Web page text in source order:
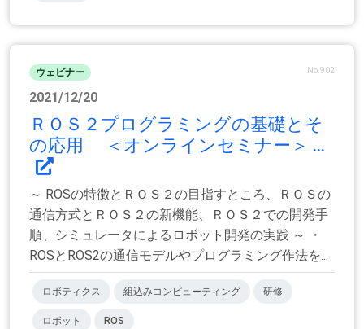
ウェビナー No.902
2021/12/20
ＲＯＳ２プログラミングの基礎とそ
の応用 ＜オンラインセミナー＞ ...
～ ROSの特徴とＲＯＳ２の目指すところ、ＲＯＳの
通信方式とＲＯＳ２の新機能、ＲＯＳ２での開発手
順、シミュレータによるロボット開発の実践 ～ ・
ROSとROS2の通信モデルやプログラミング作法を...
ロボティクス 組込みコンピューティング 研修
ロボット ROS